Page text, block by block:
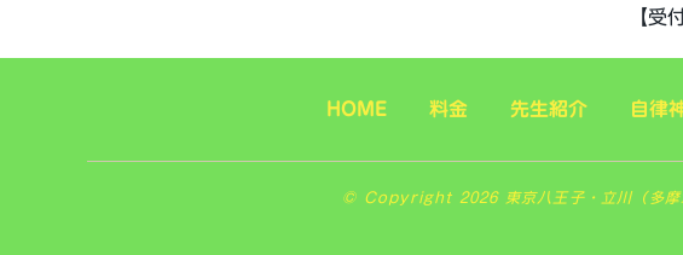
【受
HOME 料金 先生紹介 自律
© Copyright 2026 東京八王子・立川（多摩